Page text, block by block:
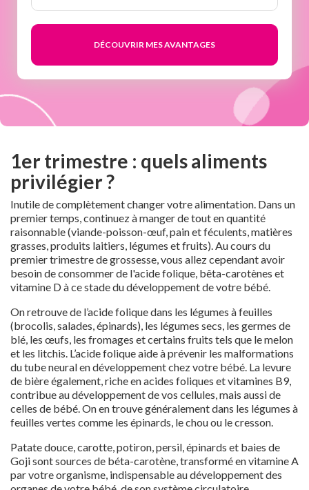
semaines
1er trimestre : quels aliments
privilégier ?
Inutile de complètement changer votre alimentation. Dans un
premier temps, continuez à manger de tout en quantité
raisonnable (viande-poisson-œuf, pain et féculents, matières
grasses, produits laitiers, légumes et fruits). Au cours du
premier trimestre de grossesse, vous allez cependant avoir
besoin de consommer de l'acide folique, bêta-carotènes et
vitamine D à ce stade du développement de votre bébé.
On retrouve de l’acide folique dans les légumes à feuilles
(brocolis, salades, épinards), les légumes secs, les germes de
blé, les œufs, les fromages et certains fruits tels que le melon
et les litchis. L’acide folique aide à prévenir les malformations
du tube neural en développement chez votre bébé. La levure
de bière également, riche en acides foliques et vitamines B9,
contribue au développement de vos cellules, mais aussi de
celles de bébé. On en trouve généralement dans les légumes à
feuilles vertes comme les épinards, le chou ou le cresson.
Patate douce, carotte, potiron, persil, épinards et baies de
Goji sont sources de béta-carotène, transformé en vitamine A
par votre organisme, indispensable au développement des